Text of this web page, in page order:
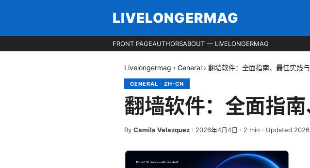
LIVELONGERMAG
FRONT PAGEAUTHORSABOUT — LIVELONGERMAG
Livelongermag › General › 翻墙软件：全面指南、最佳实践
GENERAL · ZH-CN
翻墙软件：全面指
By Camila Velazquez · 2026年4月4日 · 2 min · Updated 2026